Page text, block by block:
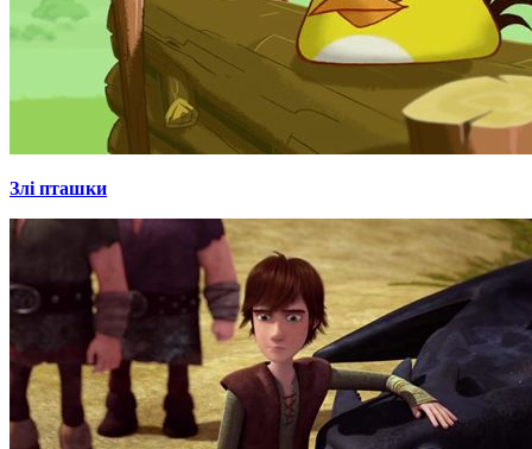
Злі пташки